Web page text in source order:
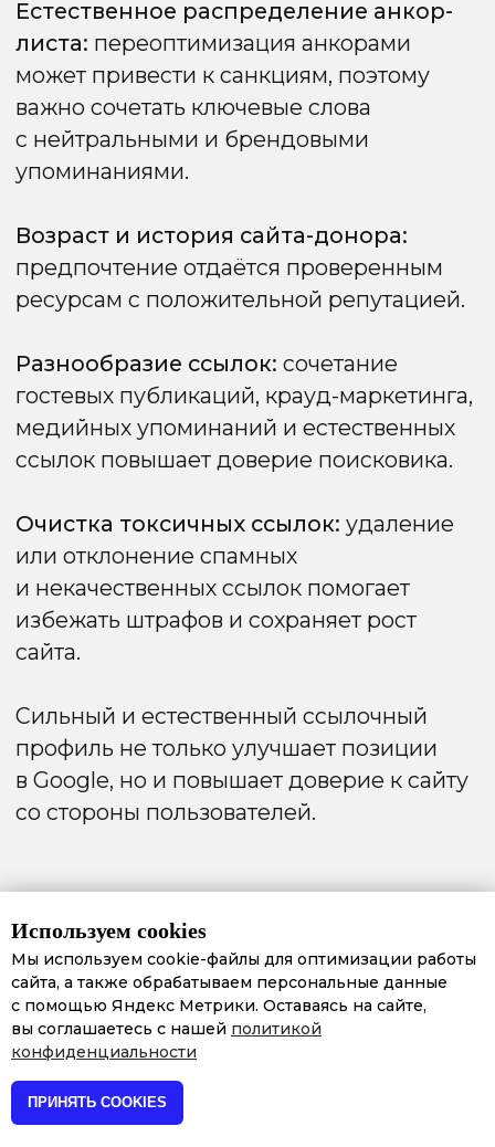
внутренняя перелинковка.
Правильное использование заголовков
H1-H6 помогает Google понять структуру
и иерархию контента.
один на страницу, отражает главную
тему. Обычно совпадает с заголовком
статьи или основного блока.
разделы, делают текст удобным для
восприятия и сканирования.
H4-H6: используются для
дополнительных подзаголовков внутри
Ключевые слова:разумное включение
семантических ключей в подзаголовки
релевантность, но не допускается
переспам.
следующего блока текста.
Качественный контент
Контент остаётся главным фактором
ранжирования в Google. Для успешного
материалов.
Основные принципы:
Полезность и полнота:текст должен
полностью раскрывать тему и отвечать
на запрос пользователя.
Уникальность:материалы должны быть
оригинальными и не дублировать
контент с других сайтов.
Используем cookies
Мы используем cookie-файлы для оптимизации работы
сайта, а также обрабатываем персональные данные
с помощью Яндекс Метрики. Оставаясь на сайте,
вы соглашаетесь с нашей политикой
конфиденциальности
ПРИНЯТЬ COOKIES